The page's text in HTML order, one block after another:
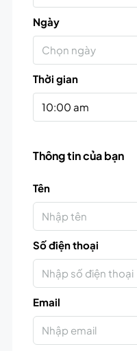
Ngày
Chọn ngày
Thời gian
10:00 am
Thông tin của bạn
Tên
Số điện thoại
Email